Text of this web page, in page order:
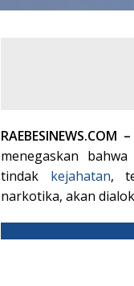
RAEBESINEWS.COM –
menegaskan
tindak kejahatan,
narkotika, akan